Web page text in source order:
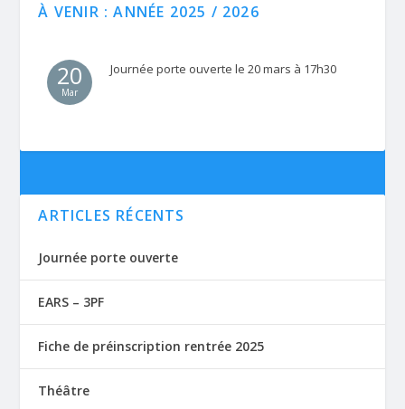
À VENIR : ANNÉE 2025 / 2026
20
Mar
Journée porte ouverte le 20 mars à 17h30
ARTICLES RÉCENTS
Journée porte ouverte
EARS – 3PF
Fiche de préinscription rentrée 2025
Théâtre